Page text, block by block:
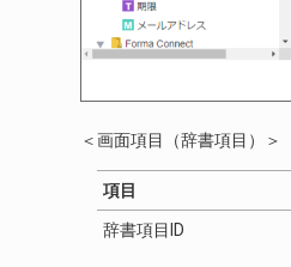
＜画面項目（辞書項目）＞
項目
辞書項目ID